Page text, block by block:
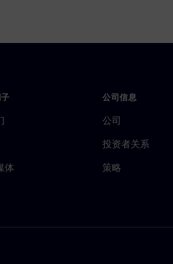
体
公司信息
公司
投资者关系
策略